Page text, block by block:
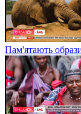
Пам'ятають